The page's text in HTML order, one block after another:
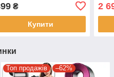
з гарячим
₴
Купити
2
Топ продажів –62%